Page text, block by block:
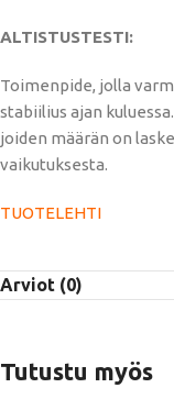
ALTISTUSTESTI:
Toimenpide, jolla
stabiilius ajan
joiden määrän on
vaikutuksesta.
TUOTELEHTI
Arviot (0)
Tutustu myös